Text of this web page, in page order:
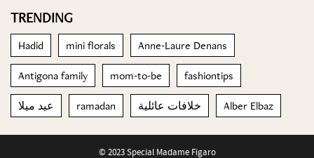
TRENDING
Hadid mini florals Anne-Laure Denans
Antigona family mom-to-be fashiontips
عيد ميلا ramadan خلافات عائلية Alber Elbaz
© 2023 Special Madame Figaro